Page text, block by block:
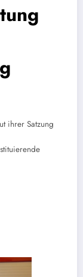
ihrer Satzung